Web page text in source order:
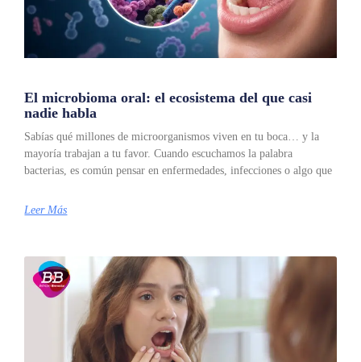
El microbioma oral: el ecosistema del que casi
nadie habla
Sabías qué millones de microorganismos viven en tu boca… y la
mayoría trabajan a tu favor. Cuando escuchamos la palabra
bacterias, es común pensar en enfermedades, infecciones o algo que
Leer Más